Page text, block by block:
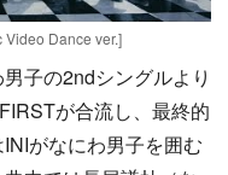
Video Dance ver.]
子の2ndシングルより
が合流し、最終的
がなにわ男子を囲む